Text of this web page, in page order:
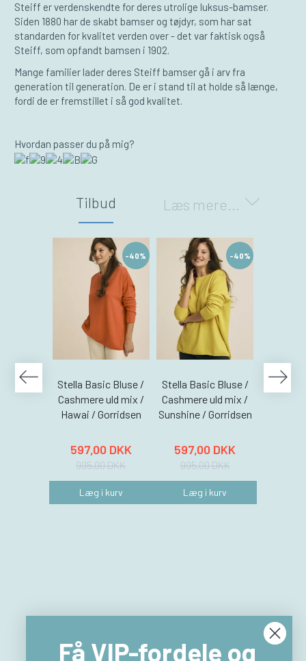
Steiff er verdenskendte for deres utrolige luksus-bamser.
Siden 1880 har de skabt bamser og tøjdyr, som har sat
standarden for kvalitet verden over - det var faktisk også
Steiff, som opfandt bamsen i 1902.
Mange familier lader deres Steiff bamser gå i arv fra
generation til generation. De er i stand til at holde så længe,
fordi de er fremstillet i så god kvalitet.
Hvordan passer du på mig?
Læs mere...
Tilbud
-40%
Stella Basic Bluse /
Cashmere uld mix /
Hawai / Gorridsen
597,00 DKK
995,00 DKK
Læg i kurv
-40%
Stella Basic Bluse /
Cashmere uld mix /
Sunshine / Gorridsen
597,00 DKK
995,00 DKK
Læg i kurv
Stella
Få VIP-fordele og